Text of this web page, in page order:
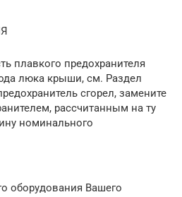
плавкого предохранителя
люка крыши, см. Раздел
сгорел, замените
рассчитанным на ту
номинального
оборудования Вашего